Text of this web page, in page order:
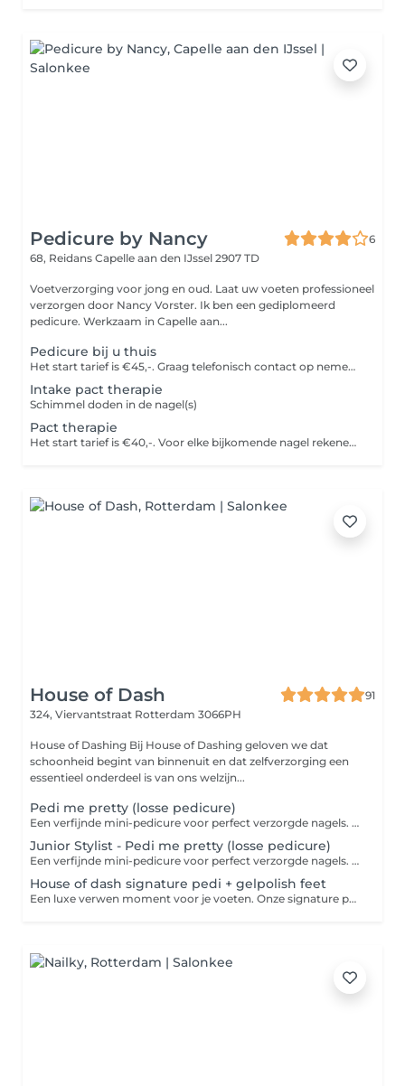
Pedicure by Nancy
6
68, Reidans Capelle aan den IJssel 2907 TD
Voetverzorging voor jong en oud. Laat uw voeten professioneel
verzorgen door Nancy Vorster. Ik ben een gediplomeerd
pedicure. Werkzaam in Capelle aan...
Pedicure bij u thuis
Het start tarief is €45,-. Graag telefonisch contact op nemen om de afspraak te bespreken bij u thuis. De pedicure behandeling bevat de volgende verzorgingen: voetverzorging, nagels knippen, eelt en likdoorn verwijderen en kloven behandelen.
Intake pact therapie
Schimmel doden in de nagel(s)
Pact therapie
Het start tarief is €40,-. Voor elke bijkomende nagel rekenen we €17,50 bovenop het start tarief
House of Dash
91
324, Viervantstraat Rotterdam 3066PH
House of Dashing Bij House of Dashing geloven we dat
schoonheid begint van binnenuit en dat zelfverzorging een
essentieel onderdeel is van ons welzijn...
Pedi me pretty (losse pedicure)
Een verfijnde mini-pedicure voor perfect verzorgde nagels. Inclusief vijlen, nagelriemverzorging, subtiele eeltverwijdering. Clean en perfect verzorgd. LET OP: wij bieden uitsluitend cosmetische pedicures aan. Medische pedicure vallen buiten onze dienstverlening. Mocht er sprake zijn van een medische behandeling, kunnen wij de afspraak hierop afwijzen.
Junior Stylist - Pedi me pretty (losse pedicure)
Een verfijnde mini-pedicure voor perfect verzorgde nagels. Inclusief vijlen, nagelriemverzorging, subtiele eeltverwijdering. Clean en perfect verzorgd. LET OP: wij bieden uitsluitend cosmetische pedicures aan. Medische pedicure vallen buiten onze dienstverlening. Mocht er sprake zijn van een medische behandeling, kunnen wij de afspraak hierop afwijzen.
House of dash signature pedi + gelpolish feet
Een luxe verwen moment voor je voeten. Onze signature pedicure combineert intensieve verzorging met pure ontspanning. Inclusief een voetenbad, nagelverzorging, subtiele eeltverwijdering, scrub, masker, massage en perfect gelakte nagels. For perfectly pampered feet. LET OP: Wij bieden uitsluitend cosmetische pedicures aan. Medische pedicures vallen buiten onze dienstverlening. Mocht er sprake zijn van een medische behandeling kunnen wij de afspraak hierop afwijzen.